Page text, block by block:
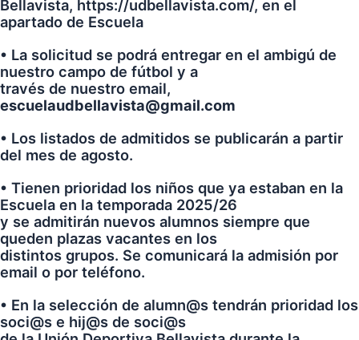
Bellavista, https://udbellavista.com/, en el
apartado de Escuela
• La solicitud se podrá entregar en el ambigú de
nuestro campo de fútbol y a
través de nuestro email,
escuelaudbellavista@gmail.com
• Los listados de admitidos se publicarán a partir
del mes de agosto.
• Tienen prioridad los niños que ya estaban en la
Escuela en la temporada 2025/26
y se admitirán nuevos alumnos siempre que
queden plazas vacantes en los
distintos grupos. Se comunicará la admisión por
email o por teléfono.
• En la selección de alumn@s tendrán prioridad los
soci@s e hij@s de soci@s